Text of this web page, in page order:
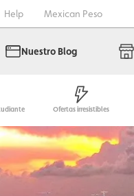
Help Mexican Peso
Nuestro Blog
Ofertas irresistibles